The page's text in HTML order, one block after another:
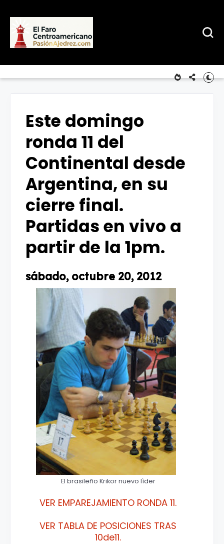
Este domingo
ronda 11 del
Continental desde
Argentina, en su
cierre final.
Partidas en vivo a
partir de la 1pm.
sábado, octubre 20, 2012
El brasileño Krikor nuevo lìder
VER EMPAREJAMIENTO RONDA 11.
VER TABLA DE POSICIONES TRAS
10de11.